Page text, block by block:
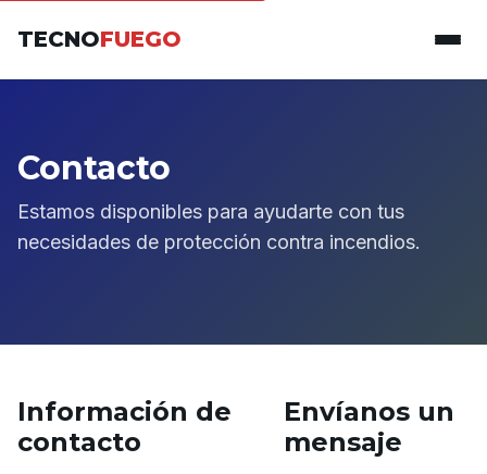
TECNOFUEGO
Contacto
Estamos disponibles para ayudarte con tus
necesidades de protección contra incendios.
Información de
contacto
Envíanos un
mensaje